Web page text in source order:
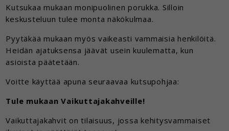
Kutsukaa mukaan monipuolinen porukka. Silloin
keskusteluun tulee monta näkökulmaa.
Pyytäkää mukaan myös vaikeasti vammaisia henkilöitä.
Heidän ajatuksensa jäävät usein kuulematta, kun
asioista päätetään.
Voitte käyttää apuna seuraavaa kutsupohjaa:
Tule mukaan Vaikuttajakahveille!
Vaikuttajakahvit on tilaisuus, jossa kehitysvammaiset